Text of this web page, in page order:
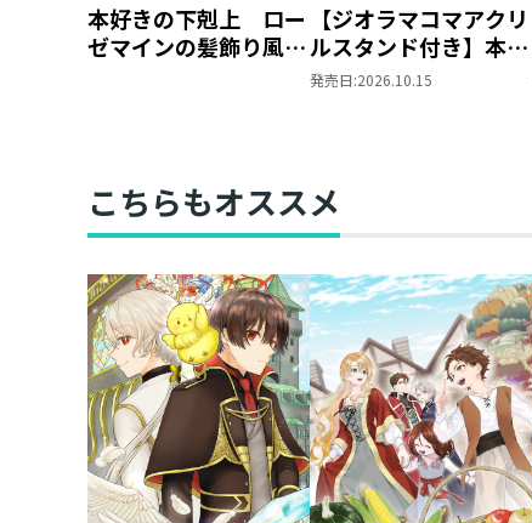
本好きの下剋上 ロー
ゼマインの髪飾り風ブ
【ジオラマコマアクリ
ルスタンド付き】本好
きの下剋上 ～ハンネ
ス）
発売日:2026.10.15
こちらもオススメ